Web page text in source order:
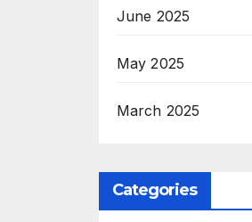
June 2025
May 2025
March 2025
Categories